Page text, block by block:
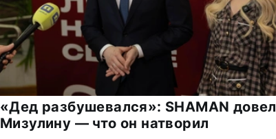
«Дед разбушевался»: SHAMAN довел
Мизулину — что он натворил